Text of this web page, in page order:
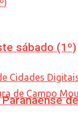
sábado (1º)